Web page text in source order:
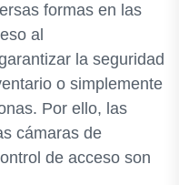
formas en las
al
la seguridad
o simplemente
Por ello, las
cámaras de
de acceso son